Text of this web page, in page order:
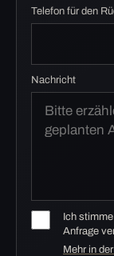
Telefon für den
Nachricht
Ich
Anfrage
Mehr in